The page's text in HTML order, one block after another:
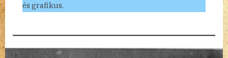
és grafikus.